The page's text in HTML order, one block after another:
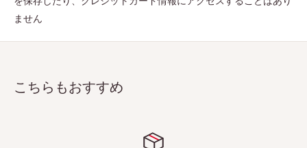
ません
こちらもおすすめ